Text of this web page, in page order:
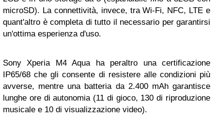
microSD). La connettività, invece, tra Wi-Fi, NFC, LTE e
quant'altro è completa di tutto il necessario per garantirsi
un'ottima esperienza d'uso.
Sony Xperia M4 Aqua ha peraltro una certificazione
IP65/68 che gli consente di resistere alle condizioni più
avverse, mentre una batteria da 2.400 mAh garantisce
lunghe ore di autonomia (11 di gioco, 130 di riproduzione
musicale e 10 di visualizzazione video).